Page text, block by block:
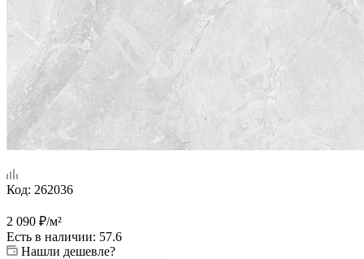
Код: 262036
2 090 ₽/м²
Есть в наличии: 57.6
Нашли дешевле?